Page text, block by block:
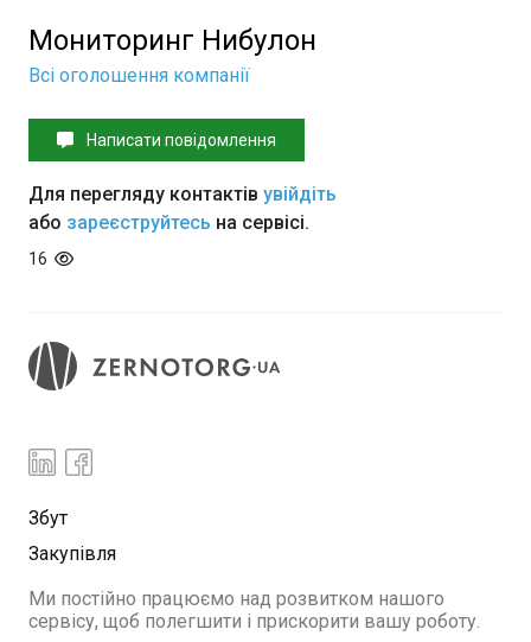
Мониторинг Нибулон
Всі оголошення компанії
Написати повідомлення
Для перегляду контактів увійдіть
або зареєструйтесь на сервісі.
16
Збут
Закупівля
Ми постійно працюємо над розвитком нашого
сервісу, щоб полегшити і прискорити вашу роботу.